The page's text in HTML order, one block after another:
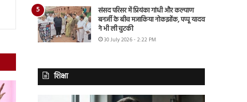
संसद परिसर में प्रियंका गांधी और कल्याण
बनर्जी के बीच मजाकिया नोकझोंक, पप्पू यादव
ने भी ली चुटकी
30 July 2026 - 2:22 PM
शिक्षा